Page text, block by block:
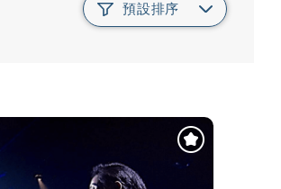
預設排序